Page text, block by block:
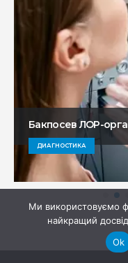
Бакпосев ЛОР-
ДИАГНОСТИКА
Ми використовуємо
найкращий
Ok